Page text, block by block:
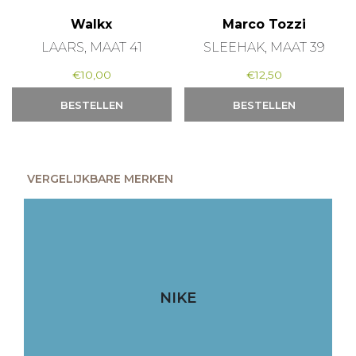
Walkx
LAARS, MAAT 41
€10,00
BESTELLEN
Marco Tozzi
SLEEHAK, MAAT 39
€12,50
BESTELLEN
VERGELIJKBARE MERKEN
NIKE